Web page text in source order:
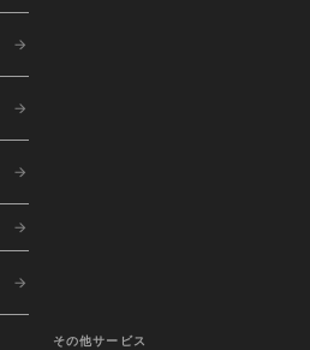
その他サービス